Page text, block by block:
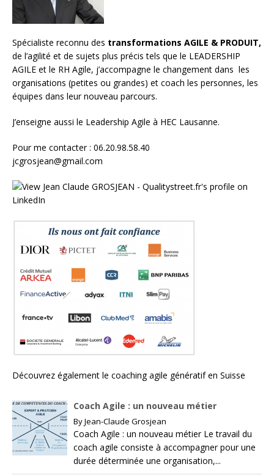
Spécialiste reconnu des transformations AGILE & PRODUIT,
de l’agilité et de sujets plus précis tels que le LEADERSHIP
AGILE et le RH Agile, j’accompagne le changement dans les
organisations (petites ou grandes) et coach les personnes, les
équipes dans leur nouveau parcours.
J’enseigne aussi le Leadership Agile à HEC Lausanne.
Pour me contacter : 06.20.98.58.40
jcgrosjean@gmail.com
Découvrez également le coaching agile génératif en Suisse
Coach Agile : un nouveau métier
ByJean-Claude Grosjean
Coach Agile : un nouveau métier Le travail du
coach agile consiste à accompagner pour une
durée déterminée une organisation,...